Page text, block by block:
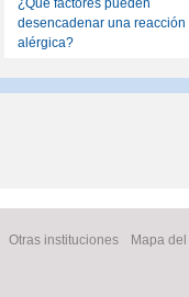
¿Qué factores pueden
desencadenar una reacción
alérgica?
Otras instituciones Mapa